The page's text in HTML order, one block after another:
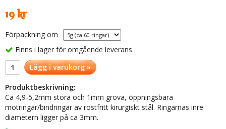
19 kr
Förpackning om
Finns i lager för omgående leverans
Lägg i varukorg »
Produktbeskrivning:
Ca 4,9-5,2mm stora och 1mm grova, öppningsbara
motringar/bindringar av rostfritt kirurgiskt stål. Ringarnas inre
diametern ligger på ca 3mm.